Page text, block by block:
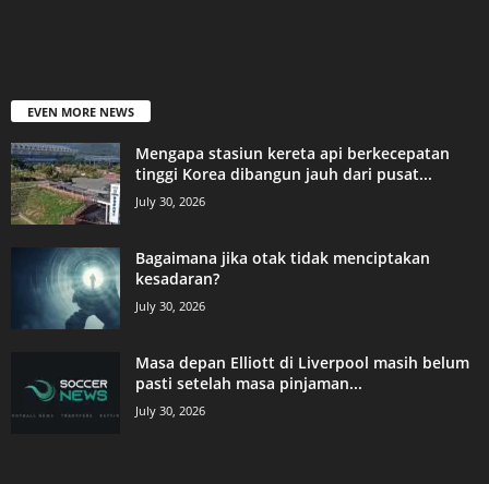
EVEN MORE NEWS
Mengapa stasiun kereta api berkecepatan
tinggi Korea dibangun jauh dari pusat...
July 30, 2026
Bagaimana jika otak tidak menciptakan
kesadaran?
July 30, 2026
Masa depan Elliott di Liverpool masih belum
pasti setelah masa pinjaman...
July 30, 2026